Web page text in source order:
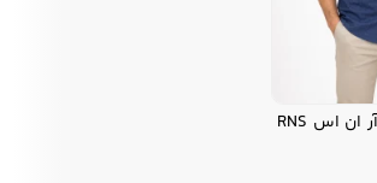
پیراهن مردانه آر ان اس RNS